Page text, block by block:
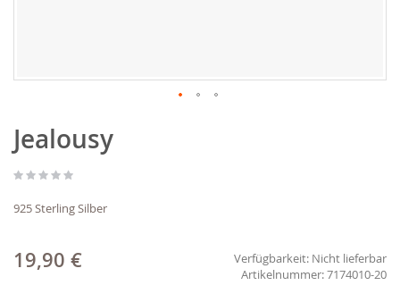
Anfang
der
springen
Jealousy
925 Sterling Silber
19,90 € Verfügbarkeit: Nicht lieferbar
7174010-20